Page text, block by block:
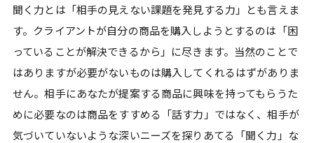
聞く力とは「相手の見えない課題を発見する力」とも言えま
す。クライアントが自分の商品を購入しようとするのは「困
っていることが解決できるから」に尽きます。当然のことで
はありますが必要がないものは購入してくれるはずがありま
せん。相手にあなたが提案する商品に興味を持ってもらうた
めに必要なのは商品をすすめる「話す力」ではなく、相手が
気づいていないような深いニーズを探りあてる「聞く力」な